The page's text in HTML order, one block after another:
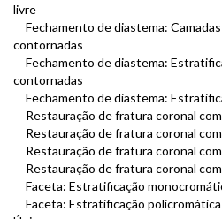
livre
Fechamento de diastema:
contornadas
Fechamento de diastema:
contornadas
Fechamento de diastema:
Restauração de fratura coronal
Restauração de fratura coronal
Restauração de fratura coronal
Restauração de fratura coronal
Faceta: Estratificação
Faceta: Estratificação